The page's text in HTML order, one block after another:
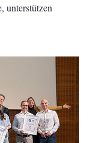
unterstützen